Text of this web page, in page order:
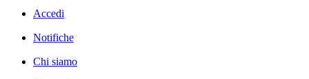
Accedi
Notifiche
Chi siamo